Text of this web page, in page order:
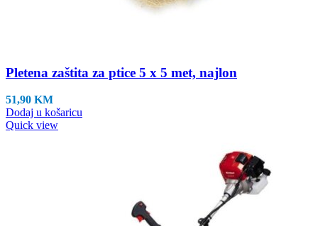
Pletena zaštita za ptice 5 x 5 met, najlon
51,90 KM
Dodaj u košaricu
Quick view